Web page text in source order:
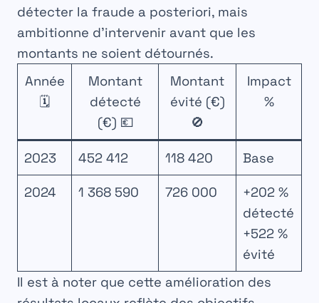
détecter la fraude a posteriori, mais
ambitionne d’intervenir avant que les
montants ne soient détournés.
Année
🗓️
Montant
détecté
(€) 💶
Montant
évité (€)
🚫
Impact
%
2023 452 412 118 420 Base
2024 1 368 590 726 000
+202 %
détecté
+522 %
évité
Il est à noter que cette amélioration des